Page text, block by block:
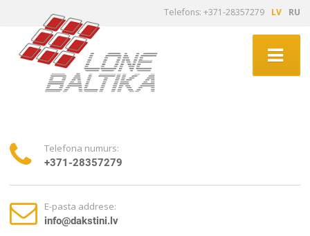
Telefons: +371-28357279 LV RU
Telefona numurs:
+371-28357279
E-pasta addrese:
info@dakstini.lv